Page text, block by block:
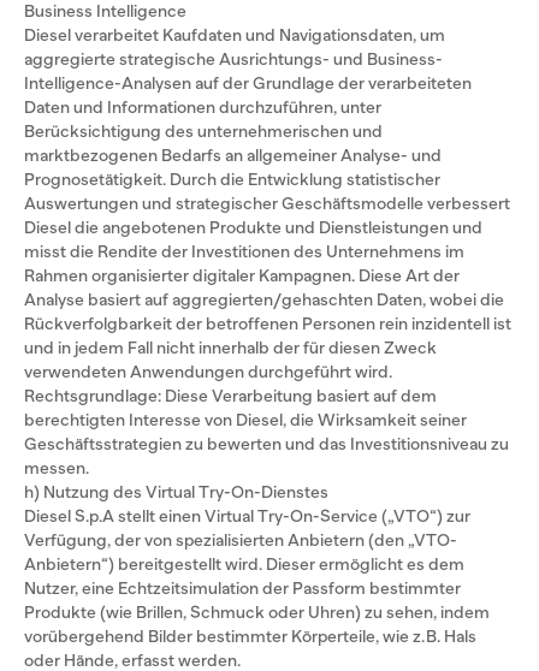
Business Intelligence
Diesel verarbeitet Kaufdaten und Navigationsdaten, um
aggregierte strategische Ausrichtungs- und Business-
Intelligence-Analysen auf der Grundlage der verarbeiteten
Daten und Informationen durchzuführen, unter
Berücksichtigung des unternehmerischen und
marktbezogenen Bedarfs an allgemeiner Analyse- und
Prognosetätigkeit. Durch die Entwicklung statistischer
Auswertungen und strategischer Geschäftsmodelle verbessert
Diesel die angebotenen Produkte und Dienstleistungen und
misst die Rendite der Investitionen des Unternehmens im
Rahmen organisierter digitaler Kampagnen. Diese Art der
Analyse basiert auf aggregierten/gehaschten Daten, wobei die
Rückverfolgbarkeit der betroffenen Personen rein inzidentell ist
und in jedem Fall nicht innerhalb der für diesen Zweck
verwendeten Anwendungen durchgeführt wird.
Rechtsgrundlage: Diese Verarbeitung basiert auf dem
berechtigten Interesse von Diesel, die Wirksamkeit seiner
Geschäftsstrategien zu bewerten und das Investitionsniveau zu
messen.
h) Nutzung des Virtual Try-On-Dienstes
Diesel S.p.A stellt einen Virtual Try-On-Service („VTO“) zur
Verfügung, der von spezialisierten Anbietern (den „VTO-
Anbietern“) bereitgestellt wird. Dieser ermöglicht es dem
Nutzer, eine Echtzeitsimulation der Passform bestimmter
Produkte (wie Brillen, Schmuck oder Uhren) zu sehen, indem
vorübergehend Bilder bestimmter Körperteile, wie z. B. Hals
oder Hände, erfasst werden.